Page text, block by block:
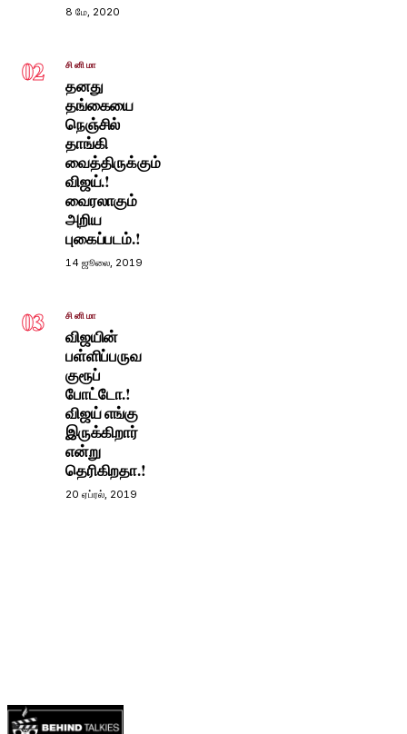
8 மே, 2020
02 சினிமா
தனது
தங்கையை
நெஞ்சில்
தாங்கி
வைத்திருக்கும்
விஜய்.!
வைரலாகும்
அறிய
புகைப்படம்.!
14 ஜூலை, 2019
03 சினிமா
விஜயின்
பள்ளிப்பருவ
குரூப்
போட்டோ.!
விஜய் எங்கு
இருக்கிறார்
என்று
தெரிகிறதா.!
20 ஏப்ரல், 2019